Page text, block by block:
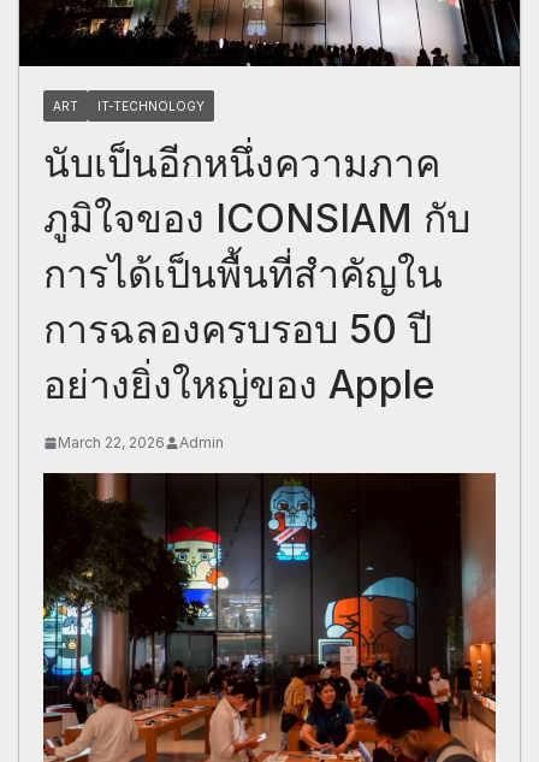
ART IT-TECHNOLOGY
นับเป็นอีกหนึ่งความภาค
ภูมิใจของ ICONSIAM กับ
การได้เป็นพื้นที่สำคัญใน
การฉลองครบรอบ 50 ปี
อย่างยิ่งใหญ่ของ Apple
March 22, 2026 Admin